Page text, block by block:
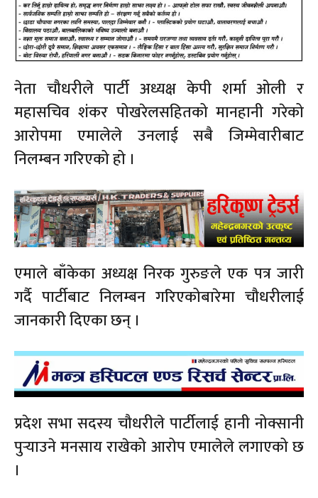
नेता चौधरीले पार्टी अध्यक्ष केपी शर्मा ओली र
महासचिव शंकर पोखरेलसहितको मानहानी गरेको
आरोपमा एमालेले उनलाई सबै जिम्मेवारीबाट
निलम्बन गरिएको हो ।
एमाले बाँकेका अध्यक्ष निरक गुरुङले एक पत्र जारी
गर्दै पार्टीबाट निलम्बन गरिएकोबारेमा चौधरीलाई
जानकारी दिएका छन् ।
प्रदेश सभा सदस्य चौधरीले पार्टीलाई हानी नोक्सानी
पुर्‍याउने मनसाय राखेको आरोप एमालेले लगाएको छ
।